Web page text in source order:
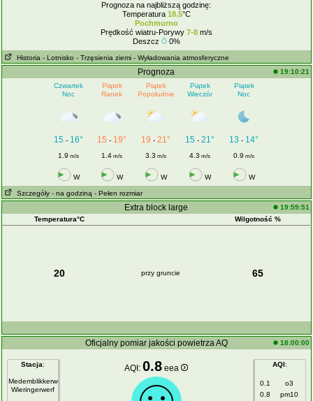
Prognoza na najbliższą godzinę:
Temperatura 18.5°C
Pochmurno
Prędkość wiatru-Porywy 7-8m/s
Deszcz
0%
Historia - Lotnisko - Trzęsienia ziemi - Wyładowania atmosferyczne
Prognoza
19:10:21
Czwartek
Noc
Piątek
Ranek
Piątek
Popołudnie
Piątek
Wieczór
Piątek
Noc
15- 16° 15 - 19° 19 -21° 15 -21° 13 - 14°
1.9 m/s 1.4 m/s 3.3 m/s 4.3 m/s 0.9 m/s
W W W W W
Szczegóły - na godziną - Pełen rozmiar
Extra block large
19:59:51
Temperatura°C
Wilgotność %
20 przy gruncie 65
Oficjalny pomiar jakości powietrza AQ 18:00:00
Stacja:
Medemblikkerweg
Wieringerwerf
AQI:0.8 eea AQI:
0.1
o3
0.8
pm10